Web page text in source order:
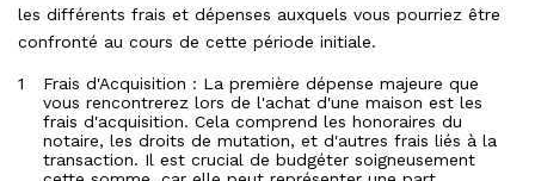
les différents frais et dépenses auxquels vous pourriez être
confronté au cours de cette période initiale.
Frais d'Acquisition : La première dépense majeure que
vous rencontrerez lors de l'achat d'une maison est les
frais d'acquisition. Cela comprend les honoraires du
notaire, les droits de mutation, et d'autres frais liés à la
transaction. Il est crucial de budgéter soigneusement